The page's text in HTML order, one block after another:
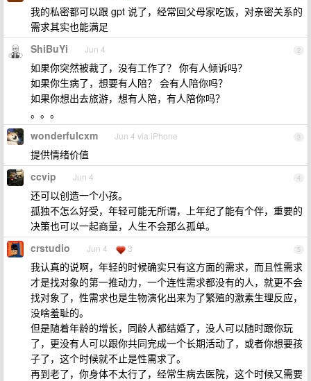
我的私密都可以跟 gpt 说了，经常回父母家吃饭，对亲密关系的
需求其实也能满足
2
ShiBuYi Jun 4
如果你突然被裁了，没有工作了？ 你有人倾诉吗？
如果你生病了，想要有人陪？ 会有人陪你吗？
如果你想出去旅游，想有人陪，有人陪你吗？
。。。
3
wonderfulcxm Jun 4 via iPhone
提供情绪价值
4
ccvip Jun 4
还可以创造一个小孩。
孤独不怎么好受，年轻可能无所谓，上年纪了能有个伴，重要的
决策也可以一起商量，人生不会那么孤单。
5
crstudio Jun 4 3
我认真的说啊，年轻的时候确实只有这方面的需求，而且性需求
才是找对象的第一推动力，一个连性需求都没有的人，就更不会
找对象了，性需求也是生物演化出来为了繁殖的激素生理反应，
没啥羞耻的。
但是随着年龄的增长，同龄人都结婚了，没人可以随时跟你玩
了，更没有人可以跟你共同完成一个长期活动了，或者你想要孩
子了，这个时候就不止是性需求了。
再到老了，你身体不太行了，经常生病去医院，这个时候又需要